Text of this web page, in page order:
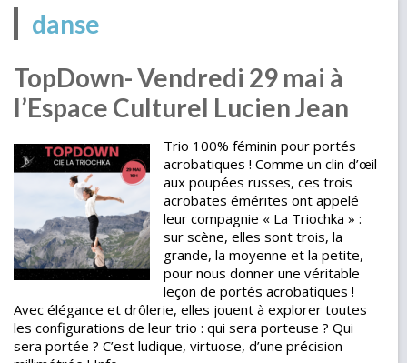
danse
TopDown- Vendredi 29 mai à
l’Espace Culturel Lucien Jean
Trio 100% féminin pour portés
acrobatiques ! Comme un clin d’œil
aux poupées russes, ces trois
acrobates émérites ont appelé
leur compagnie « La Triochka » :
sur scène, elles sont trois, la
grande, la moyenne et la petite,
pour nous donner une véritable
leçon de portés acrobatiques !
Avec élégance et drôlerie, elles jouent à explorer toutes
les configurations de leur trio : qui sera porteuse ? Qui
sera portée ? C’est ludique, virtuose, d’une précision